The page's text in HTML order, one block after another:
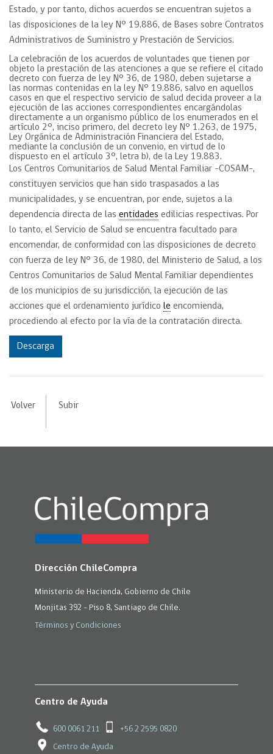
Estado, y por tanto, dichos acuerdos se encuentran sujetos a
las disposiciones de la ley N° 19.886, de Bases sobre Contratos
Administrativos de Suministro y Prestación de Servicios.
La celebración de los acuerdos de voluntades que tienen por
objeto la prestación de las atenciones a que se refiere el citado
decreto con fuerza de ley N° 36, de 1980, deben sujetarse a
las normas contenidas en la ley N° 19.886, salvo en aquellos
casos en que el respectivo servicio de salud decida proveer a la
ejecución de las acciones correspondientes encargándolas
directamente a un organismo público de los enumerados en el
artículo 2°, inciso primero, del decreto ley N° 1.263, de 1975,
Ley Orgánica de Administración Financiera del Estado,
mediante la conclusión de un convenio, en virtud de lo
dispuesto en el artículo 3°, letra b), de la Ley 19.883.
Los Centros Comunitarios de Salud Mental Familiar -COSAM-,
constituyen servicios que han sido traspasados a las
municipalidades, y se encuentran, por ende, sujetos a la
dependencia directa de las entidades edilicias respectivas. Por
lo tanto, el Servicio de Salud se encuentra facultado para
encomendar, de conformidad con las disposiciones de decreto
con fuerza de ley N° 36, de 1980, del Ministerio de Salud, a los
Centros Comunitarios de Salud Mental Familiar dependientes
de los municipios de su jurisdicción, la ejecución de las
acciones que el ordenamiento jurídico le encomienda,
procediendo al efecto por la vía de la contratación directa.
Descarga
Volver Subir
Dirección ChileCompra
Ministerio de Hacienda, Gobierno de Chile
Monjitas 392 - Piso 8, Santiago de Chile.
Términos y Condiciones
Centro de Ayuda
600 0061 211 +56 2 2595 0820
Centro de Ayuda